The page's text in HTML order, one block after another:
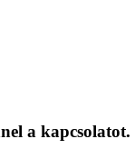
a kapcsolatot.